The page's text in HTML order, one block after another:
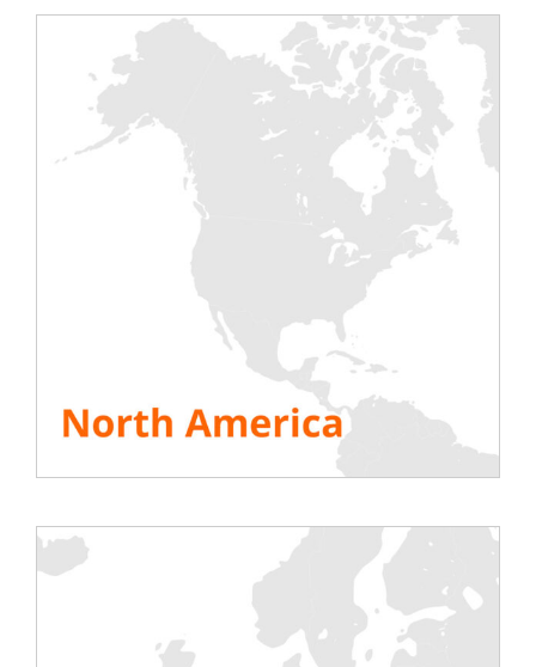
per i piccoli centri dati. Non sono le
dimensioni a giustificare la criticità, ma le
applicazioni ospitate. Per compensare
questa elevata criticità, gli impianti elettrici
e di condizionamento sono
sufficientemente ridondanti da soddisfare i
criteri operativi, così come altri impianti di
sicurezza e protezione. Da qui l’elevata
complessità delle installazioni e
dell’interazione tra i lotti e la necessità di
testarli preventivamente.
Ma in cosa consiste questa fase AOR?
Si tratta di verificare i progetti di
completamento dell’aula informatica e di
controllare i fascicoli dei lavori eseguiti
trasmessi dalle imprese, nonché di
prove di carico per verificare il cosiddetto
funzionamento normale e infine mediante
le cosiddette prove di guasto. Infine,
vengono redatti i verbali di collaudo delle